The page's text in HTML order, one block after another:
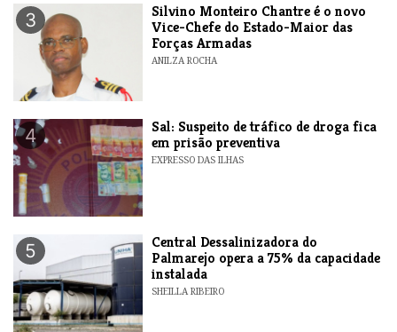
3
Silvino Monteiro Chantre é o novo
Vice-Chefe do Estado-Maior das
Forças Armadas
ANILZA ROCHA
4
​Sal: Suspeito de tráfico de droga fica
em prisão preventiva
EXPRESSO DAS ILHAS
5
Central Dessalinizadora do
Palmarejo opera a 75% da capacidade
instalada
SHEILLA RIBEIRO